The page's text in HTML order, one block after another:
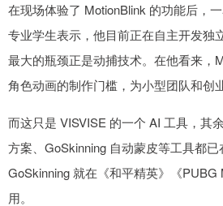
在现场体验了 MotionBlink 的功能后，
专业学生表示，他目前正在自主开发独
最大的瓶颈正是动捕技术。在他看来，
角色动画的制作门槛，为小型团队和创
而这只是 VISVISE 的一个 AI 工具，其
方案、GoSkinning 自动蒙皮等工具都
GoSkinning 就在《和平精英》《
用。